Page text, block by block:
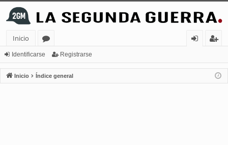
Inicio
or
os
nt
ifi
ist
ra
Identificarse Registrarse
Inicio Índice general